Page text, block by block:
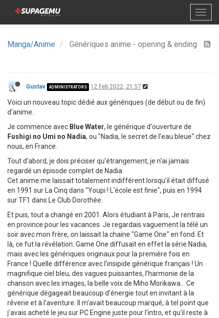
Manga/Anime Génériques anime - opening & ending
Gustav ADMINISTRATORS 12 Feb 2022, 21:57
Voici un nouveau topic dédié aux génériques (de début ou de fin)
d'anime.
Je commence avec Blue Water, le générique d'ouverture de
Fushigi no Umi no Nadia, ou "Nadia, le secret de l'eau bleue" chez
nous, en France.
Tout d'abord, je dois préciser qu'étrangement, je n'ai jamais
regardé un épisode complet de Nadia.
Cet anime me laissait totalement indifférent lorsqu'il était diffusé
en 1991 sur La Cinq dans "Youpi ! L'école est finie", puis en 1994
sur TF1 dans Le Club Dorothée.
Et puis, tout a changé en 2001. Alors étudiant à Paris, Je rentrais
en province pour les vacances. Je regardais vaguement la télé un
soir avec mon frère, on laissait la chaine "Game One" en fond. Et
là, ce fut la révélation. Game One diffusait en effet la série Nadia,
mais avec les génériques originaux pour la première fois en
France ! Quelle différence avec l'insipide générique français ! Un
magnifique ciel bleu, des vagues puissantes, l'harmonie de la
chanson avec les images, la belle voix de Miho Morikawa... Ce
générique dégageait beaucoup d'énergie tout en invitant à la
rêverie et à l'aventure. Il m'avait beaucoup marqué, à tel point que
j'avais acheté le jeu sur PC Engine juste pour l'intro, et qu'il reste à